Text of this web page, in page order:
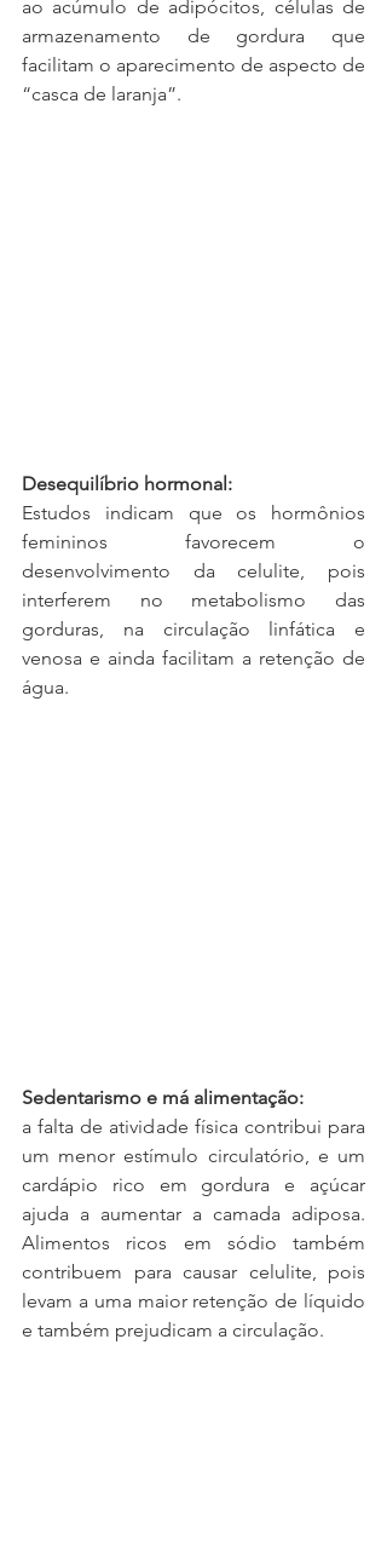
ao acúmulo de adipócitos, células de
armazenamento de gordura que
facilitam o aparecimento de aspecto de
“casca de laranja”.
Desequilíbrio hormonal:
Estudos indicam que os hormônios
femininos favorecem o
desenvolvimento da celulite, pois
interferem no metabolismo das
gorduras, na circulação linfática e
venosa e ainda facilitam a retenção de
água.
Sedentarismo e má alimentação:
a falta de atividade física contribui para
um menor estímulo circulatório, e um
cardápio rico em gordura e açúcar
ajuda a aumentar a camada adiposa.
Alimentos ricos em sódio também
contribuem para causar celulite, pois
levam a uma maior retenção de líquido
e também prejudicam a circulação.